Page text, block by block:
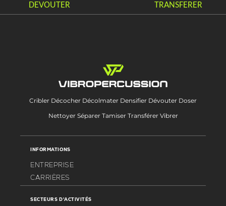
Cribler Décocher Décolmater Densifier Dévouter Doser
Nettoyer Séparer Tamiser Transférer Vibrer
INFORMATIONS
ENTREPRISE
CARRIÈRES
SECTEURS D'ACTIVITÉS